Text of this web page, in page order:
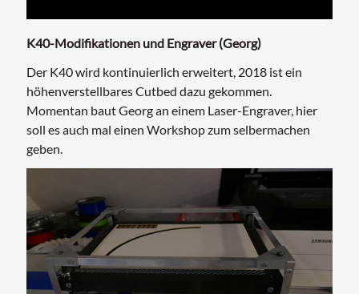
K40-Modifikationen und Engraver (Georg)
Der K40 wird kontinuierlich erweitert, 2018 ist ein
höhenverstellbares Cutbed dazu gekommen.
Momentan baut Georg an einem Laser-Engraver, hier
soll es auch mal einen Workshop zum selbermachen
geben.